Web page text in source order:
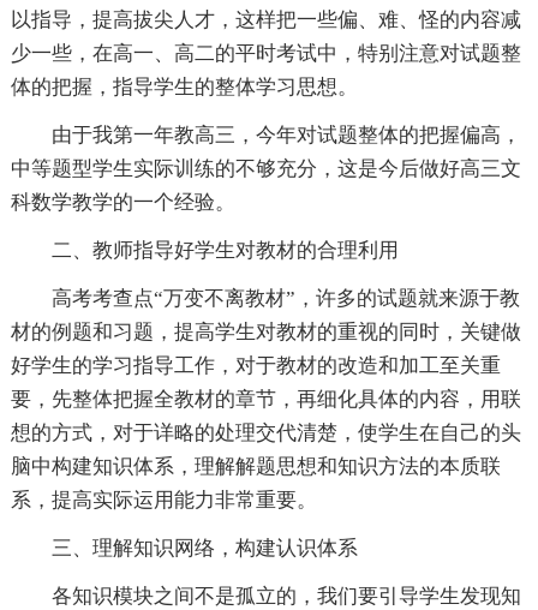
以指导，提高拔尖人才，这样把一些偏、难、怪的内容减
少一些，在高一、高二的平时考试中，特别注意对试题整
体的把握，指导学生的整体学习思想。
由于我第一年教高三，今年对试题整体的把握偏高，
中等题型学生实际训练的不够充分，这是今后做好高三文
科数学教学的一个经验。
二、教师指导好学生对教材的合理利用
高考考查点“万变不离教材”，许多的试题就来源于教
材的例题和习题，提高学生对教材的重视的同时，关键做
好学生的学习指导工作，对于教材的改造和加工至关重
要，先整体把握全教材的章节，再细化具体的内容，用联
想的方式，对于详略的处理交代清楚，使学生在自己的头
脑中构建知识体系，理解解题思想和知识方法的本质联
系，提高实际运用能力非常重要。
三、理解知识网络，构建认识体系
各知识模块之间不是孤立的，我们要引导学生发现知